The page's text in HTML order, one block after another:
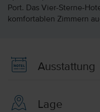
Port. Das Vier-Sterne-
komfortablen Zimmern
Ausstattung
Lage